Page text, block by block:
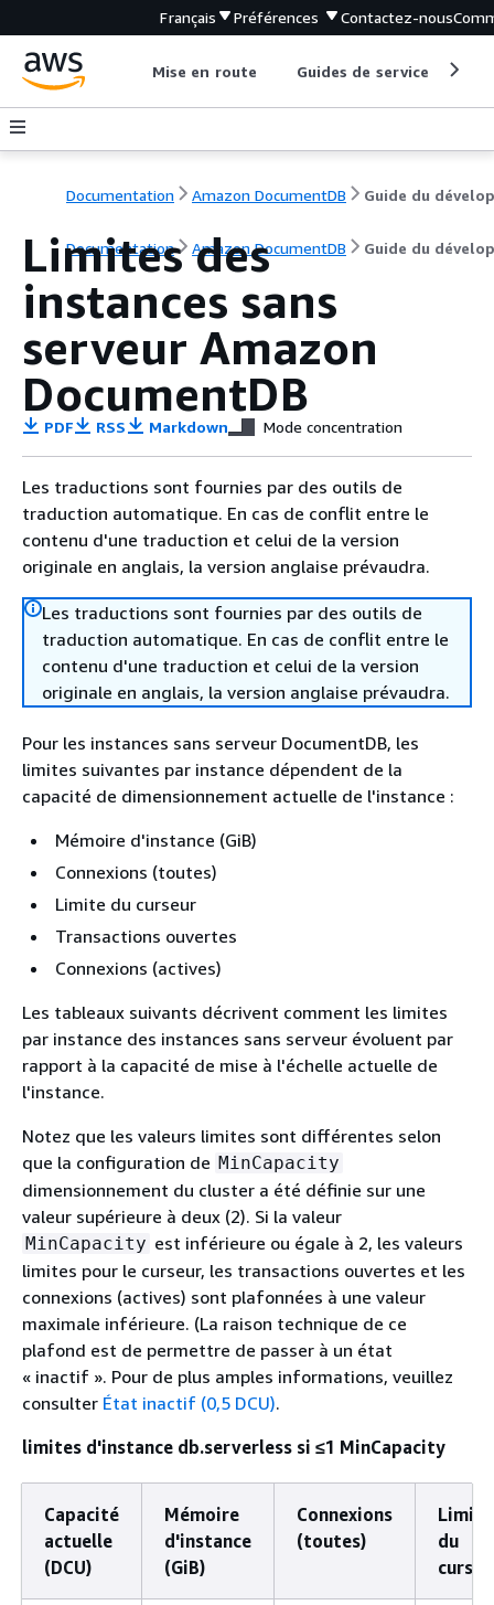
Français Préférences Contactez-nous
Mise en route Guides de service
Documentation Amazon DocumentDB
Documentation Amazon DocumentDB Guide du
Limites des
instances sans
serveur Amazon
DocumentDB
PDF RSS Markdown Mode concentration
Les traductions sont fournies par des outils de
traduction automatique. En cas de conflit entre le
contenu d'une traduction et celui de la version
originale en anglais, la version anglaise prévaudra.
Les traductions sont fournies par des outils de
traduction automatique. En cas de conflit entre le
contenu d'une traduction et celui de la version
originale en anglais, la version anglaise prévaudra.
Pour les instances sans serveur DocumentDB, les
limites suivantes par instance dépendent de la
capacité de dimensionnement actuelle de l'instance :
Mémoire d'instance (GiB)
Connexions (toutes)
Limite du curseur
Transactions ouvertes
Connexions (actives)
Les tableaux suivants décrivent comment les limites
par instance des instances sans serveur évoluent par
rapport à la capacité de mise à l'échelle actuelle de
l'instance.
Notez que les valeurs limites sont différentes selon
que la configuration de MinCapacity
dimensionnement du cluster a été définie sur une
valeur supérieure à deux (2). Si la valeur
MinCapacity est inférieure ou égale à 2, les valeurs
limites pour le curseur, les transactions ouvertes et les
connexions (actives) sont plafonnées à une valeur
maximale inférieure. (La raison technique de ce
plafond est de permettre de passer à un état
« inactif ». Pour de plus amples informations, veuillez
consulter État inactif (0,5 DCU).
limites d'instance db.serverless si ≤1 MinCapacity
Capacité
actuelle
(DCU)
Mémoire
d'instance
(GiB)
Connexions
(toutes)
Limite
du